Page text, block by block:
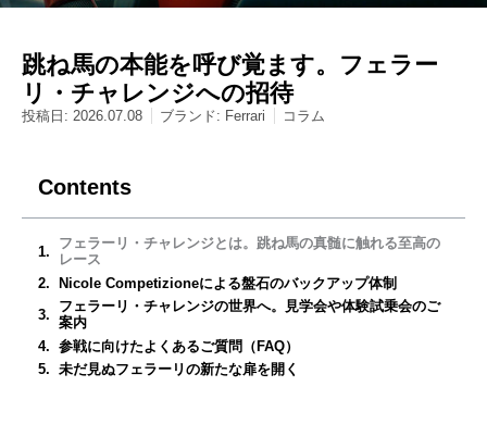
跳ね馬の本能を呼び覚ます。フェラー
リ・チャレンジへの招待
投稿日: 2026.07.08 ブランド: Ferrari コラム
Contents
フェラーリ・チャレンジとは。跳ね馬の真髄に触れる至高の
レース
Nicole Competizioneによる盤石のバックアップ体制
フェラーリ・チャレンジの世界へ。見学会や体験試乗会のご
案内
参戦に向けたよくあるご質問（FAQ）
未だ見ぬフェラーリの新たな扉を開く